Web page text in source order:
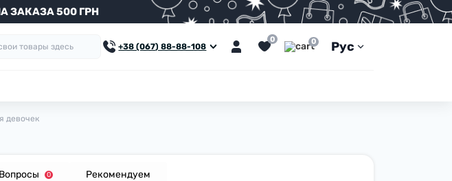
ЗАКАЗА 500 ГРН
+38 (067) 88-88-108
0 0 Рус
девочек
Вопросы 0 Рекомендуем